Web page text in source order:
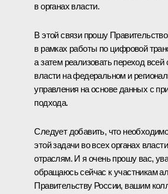
в органах власти.
В этой связи прошу
в рамках работы по цифровой
а затем реализовать переход
власти на федеральном и
управления на основе данных с
подхода.
Следует добавить, что
этой задачи во всех органах
отраслям. И я очень прошу вас,
обращаюсь сейчас к участникам
Правительству России, вашим